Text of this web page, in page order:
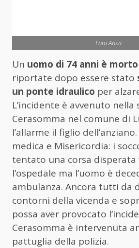
Foto Ansa
Un uomo di 74 anni è morto
riportate dopo essere stato
un ponte idraulico per
L’incidente è avvenuto
Cerasomma nel comune di
l’allarme il figlio
medica e Misericordia: i
tentato una corsa disperata
l’ospedale ma l’uomo è
ambulanza. Ancora tutti da
contorni della vicenda e
possa aver provocato
Cerasomma è intervenuta
pattuglia della polizia.